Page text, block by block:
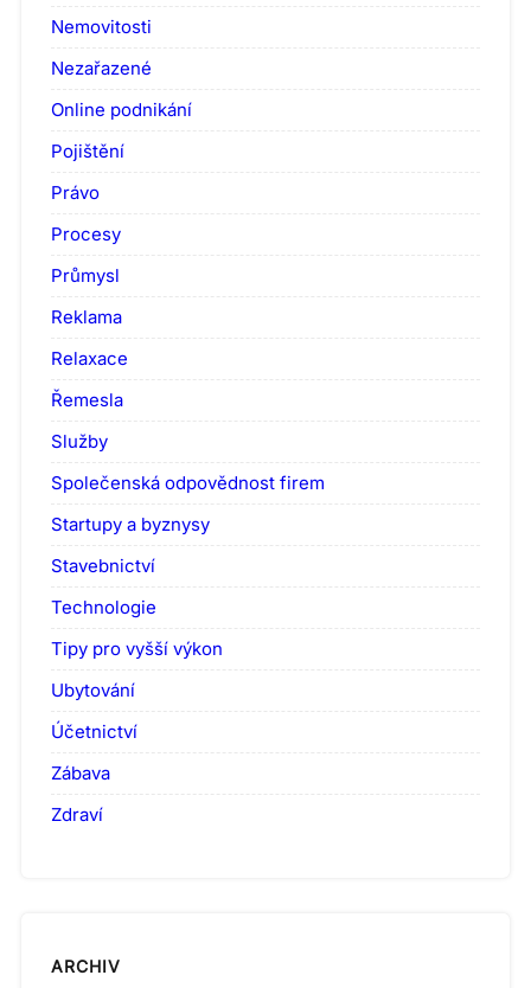
Nemovitosti
Nezařazené
Online podnikání
Pojištění
Právo
Procesy
Průmysl
Reklama
Relaxace
Řemesla
Služby
Společenská odpovědnost firem
Startupy a byznysy
Stavebnictví
Technologie
Tipy pro vyšší výkon
Ubytování
Účetnictví
Zábava
Zdraví
ARCHIV